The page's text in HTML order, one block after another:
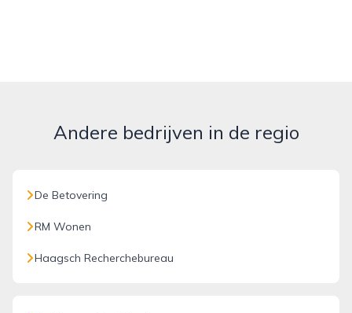
Andere bedrijven in de regio
De Betovering
RM Wonen
Haagsch Recherchebureau